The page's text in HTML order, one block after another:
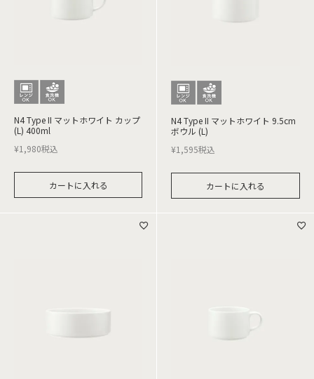
N4 Type II マットホワイト カップ
(L) 400ml
¥1,980税込
カートに入れる
N4 Type II マットホワイト 9.5cm
ボウル (L)
¥1,595税込
カートに入れる